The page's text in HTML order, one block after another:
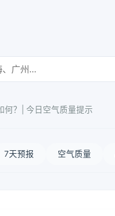
何？| 今日空气质量提示
7天预报 空气质量